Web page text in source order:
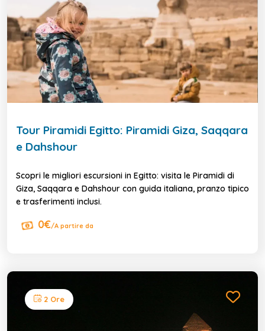
Tour Piramidi Egitto: Piramidi Giza, Saqqara
e Dahshour
Scopri le migliori escursioni in Egitto: visita le Piramidi di
Giza, Saqqara e Dahshour con guida italiana, pranzo tipico
e trasferimenti inclusi.
0€/A partire da
2 Ore